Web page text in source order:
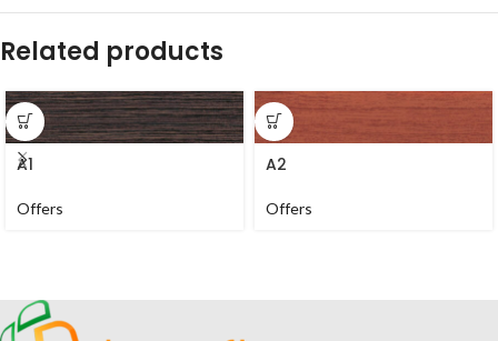
Related products
A1
Offers
A2
Offers